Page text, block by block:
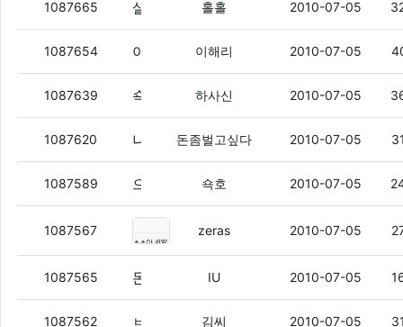
1087665 (7)
홀홀 2010-07-05
1087654 이해리 2010-07-05
1087639 하사신 2010-07-05
1087620 돈좀벌고싶다 2010-07-05
1087589 (7)
쇽호 2010-07-05
1087567 돈벌형불쌍하당. (2)
zeras 2010-07-05
1087565 IU 2010-07-05
1087562 (3)
김씨 2010-07-05